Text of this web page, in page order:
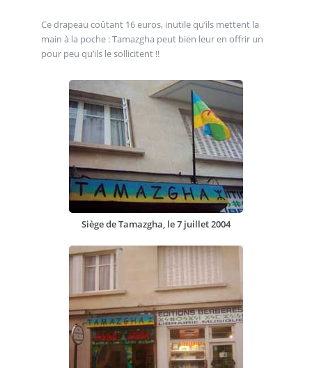
Ce drapeau coûtant 16 euros, inutile qu’ils mettent la
main à la poche : Tamazgha peut bien leur en offrir un
pour peu qu’ils le sollicitent !!
Siège de Tamazgha, le 7 juillet 2004